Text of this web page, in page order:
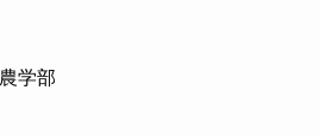
学部